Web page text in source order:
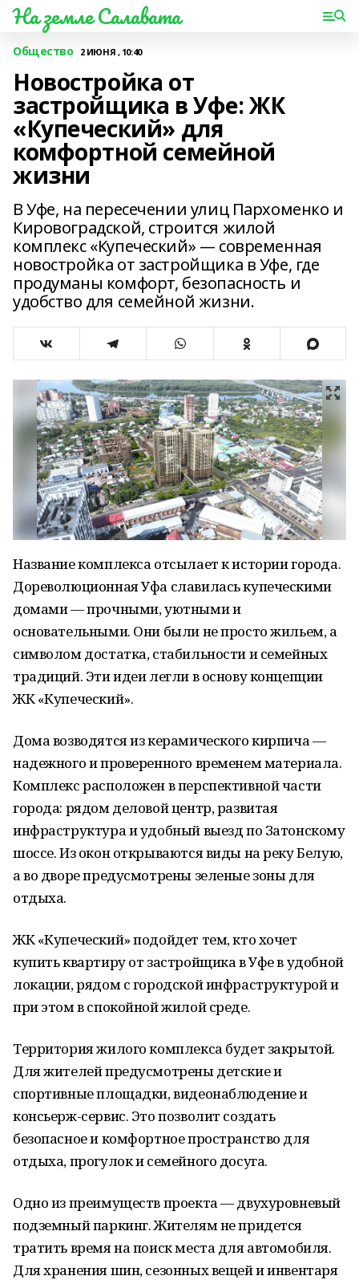
На земле Салавата
Общество 2 ИЮНЯ , 10:40
Новостройка от
застройщика в Уфе: ЖК
«Купеческий» для
комфортной семейной
жизни
В Уфе, на пересечении улиц Пархоменко и
Кировоградской, строится жилой
комплекс «Купеческий» — современная
новостройка от застройщика в Уфе, где
продуманы комфорт, безопасность и
удобство для семейной жизни.
Название комплекса отсылает к истории города.
Дореволюционная Уфа славилась купеческими
домами — прочными, уютными и
основательными. Они были не просто жильем, а
символом достатка, стабильности и семейных
традиций. Эти идеи легли в основу концепции
ЖК «Купеческий».
Дома возводятся из керамического кирпича —
надежного и проверенного временем материала.
Комплекс расположен в перспективной части
города: рядом деловой центр, развитая
инфраструктура и удобный выезд по Затонскому
шоссе. Из окон открываются виды на реку Белую,
а во дворе предусмотрены зеленые зоны для
отдыха.
ЖК «Купеческий» подойдет тем, кто хочет
купить квартиру от застройщика в Уфе в удобной
локации, рядом с городской инфраструктурой и
при этом в спокойной жилой среде.
Территория жилого комплекса будет закрытой.
Для жителей предусмотрены детские и
спортивные площадки, видеонаблюдение и
консьерж-сервис. Это позволит создать
безопасное и комфортное пространство для
отдыха, прогулок и семейного досуга.
Одно из преимуществ проекта — двухуровневый
подземный паркинг. Жителям не придется
тратить время на поиск места для автомобиля.
Для хранения шин, сезонных вещей и инвентаря